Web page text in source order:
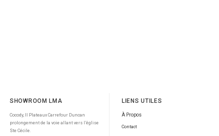
SHOWROOM LMA
Cocody, II Plateaux Carrefour Duncan
prolongement de la voie allant vers l’église
Ste Cécile.
LIENS UTILES
À Propos
Contact